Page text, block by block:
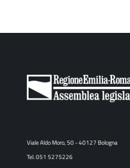
Viale Aldo Moro, 50 - 40127 Bologna
Tel. 051 5275226